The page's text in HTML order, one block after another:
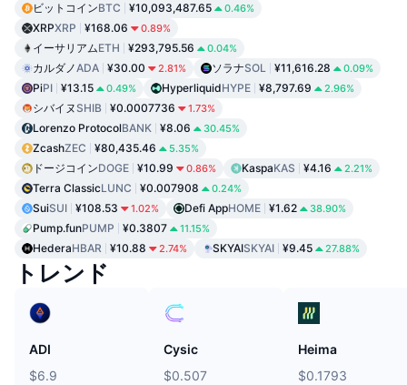
ビットコインBTC ¥10,093,487.65 0.46%
XRPXRP ¥168.06 0.89%
イーサリアムETH ¥293,795.56 0.04%
カルダノADA ¥30.00 2.81% ソラナSOL ¥11,616.28 0.09%
PiPI ¥13.15 0.49% HyperliquidHYPE ¥8,797.69 2.96%
シバイヌ SHIB ¥0.0007736 1.73%
Lorenzo ProtocolBANK ¥8.06 30.45%
ZcashZEC ¥80,435.46 5.35%
ドージコインDOGE ¥10.99 0.86% KaspaKAS ¥4.16 2.21%
Terra ClassicLUNC ¥0.007908 0.24%
SuiSUI ¥108.53 1.02% Defi AppHOME ¥1.62 38.90%
Pump.funPUMP ¥0.3807 11.15%
HederaHBAR ¥10.88 2.74% SKYAISKYAI ¥9.45 27.88%
トレンド
ADI
$6.9
Cysic
$0.507
Heima
$0.1793